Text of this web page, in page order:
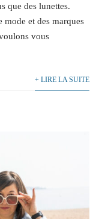
que des lunettes.
mode et des marques
vous
+ LIRE LA SUITE